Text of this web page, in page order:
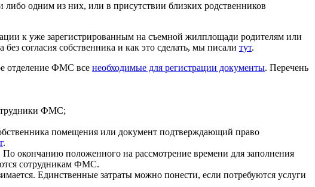
одним из них, или в присутствии близких родственников
к уже зарегистрированным на съемной жилплощади родителям или
согласия собственника и как это сделать, мы писали тут.
отделение ФМС все необходимые для регистрации документы. Перечень
ФМС;
помещения или документ подтверждающий право
.
окончанию положенного на рассмотрение времени для заполнения
сотрудникам ФМС.
Единственные затраты можно понести, если потребуются услуги